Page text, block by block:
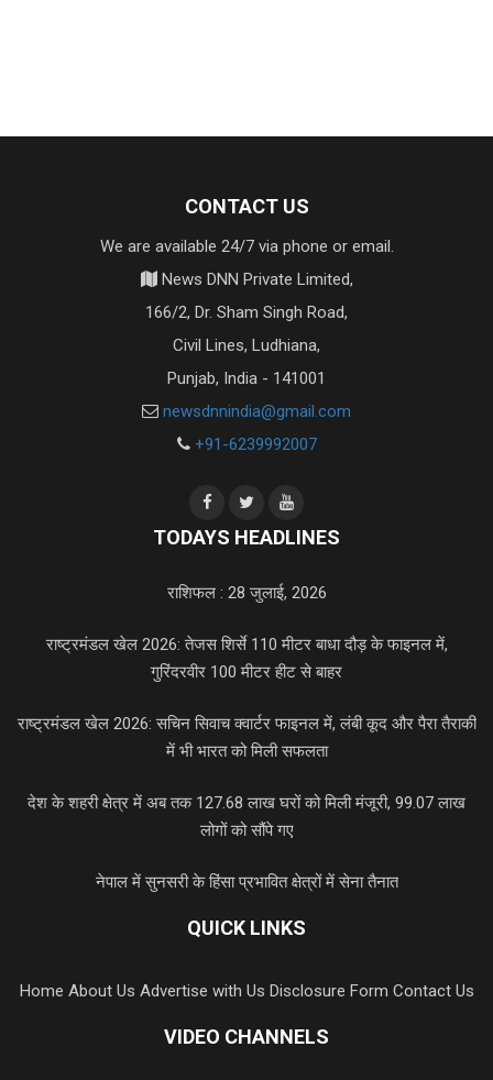
CONTACT US
We are available 24/7 via phone or email.
News DNN Private Limited,
166/2, Dr. Sham Singh Road,
Civil Lines, Ludhiana,
Punjab, India - 141001
newsdnnindia@gmail.com
+91-6239992007
TODAYS HEADLINES
राशिफल : 28 जुलाई, 2026
राष्ट्रमंडल खेल 2026: तेजस शिर्से 110 मीटर बाधा दौड़ के फाइनल में,
गुरिंदरवीर 100 मीटर हीट से बाहर
राष्ट्रमंडल खेल 2026: सचिन सिवाच क्वार्टर फाइनल में, लंबी कूद और पैरा तैराकी
में भी भारत को मिली सफलता
देश के शहरी क्षेत्र में अब तक 127.68 लाख घरों को मिली मंजूरी, 99.07 लाख
लोगों को सौंपे गए
नेपाल में सुनसरी के हिंसा प्रभावित क्षेत्रों में सेना तैनात
QUICK LINKS
Home About Us Advertise with Us Disclosure Form Contact Us
VIDEO CHANNELS